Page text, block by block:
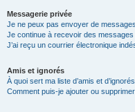
Messagerie privée
Je ne peux pas envoyer de
Je continue à recevoir des
J’ai reçu un courrier électronique
Amis et ignorés
À quoi sert ma liste d’amis et
Comment puis-je ajouter ou